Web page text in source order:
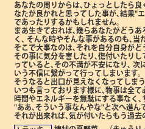
あなたの周りからは､ひょっとしたら良
なたが良かれと思ってした事が､結果"
であったりするかもしれません。
まあ生きておれば､幾らあなたがどう
く､ そんな時やそんな事があるのも､当
そこで大事なのは､それを自分自身がど
その事に気分を害したり､傷付いたりし
っていると､その不満が不安になり､ 次
いう不信に繋がって行ってしまいます。
そうなると出口が見えなくなってしまう
いつも言っております様に､物事は全て
時間やエネルギーを無駄にする事なく､
"ああ､そういう事なんやな"と次へ進ん
それが出来れば､気が付いたらもう過去